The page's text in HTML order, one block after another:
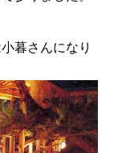
暮さんになり